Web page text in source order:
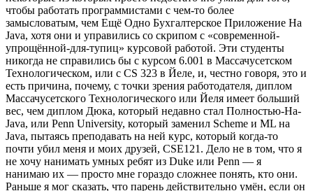
чтобы работать программистами с чем-то более
замысловатым, чем Ещё Одно Бухгалтерское Приложение На
Java, хотя они и управились со скрипом с «современной-
упрощённой-для-тупиц» курсовой работой. Эти студенты
никогда не справились бы с курсом 6.001 в Массачусетском
Технологическом, или с CS 323 в Йеле, и, честно говоря, это и
есть причина, почему, с точки зрения работодателя, диплом
Массачусетского Технологического или Йеля имеет больший
вес, чем диплом Дюка, который недавно стал Полностью-На-
Java, или Penn University, который заменил Scheme и ML на
Java, пытаясь преподавать на ней курс, который когда-то
почти убил меня и моих друзей, CSE121. Дело не в том, что я
не хочу нанимать умных ребят из Duke или Penn — я
нанимаю их — просто мне гораздо сложнее понять, кто они.
Раньше я мог сказать, что парень действительно умён, если он